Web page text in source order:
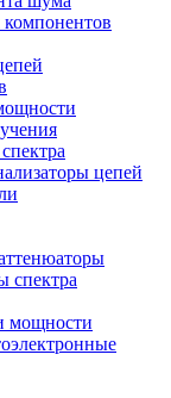
цепей
спектра
мощности